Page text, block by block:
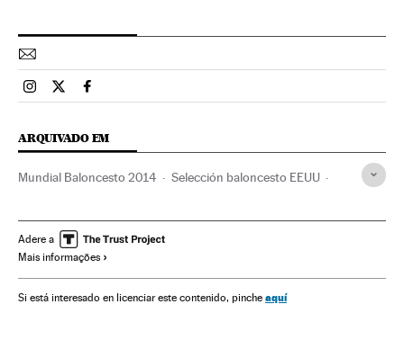
Esportes El País Brasil en Instagram
Esportes El País Brasil en Twitter
Esportes El País Brasil en Facebook
ARQUIVADO EM
Mundial Baloncesto 2014 Selección baloncesto EEUU
Seleções esportivas Basquete
Adere a
Mais informações
Si está interesado en licenciar este contenido, pinche aquí